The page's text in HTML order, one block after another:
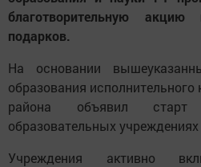
благотворительную
подарков.
На основании
образования
района объявил
образовательных
Учреждения активно